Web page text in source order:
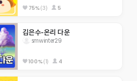
75%(3) 5
김은수-온리 다운
smwinter29
100%(1) 4